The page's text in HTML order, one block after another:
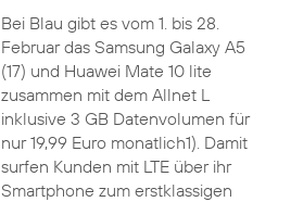
Bei Blau gibt es vom 1. bis 28.
Februar das Samsung Galaxy A5
(17) und Huawei Mate 10 lite
zusammen mit dem Allnet L
inklusive 3 GB Datenvolumen für
nur 19,99 Euro monatlich1). Damit
surfen Kunden mit LTE über ihr
Smartphone zum erstklassigen